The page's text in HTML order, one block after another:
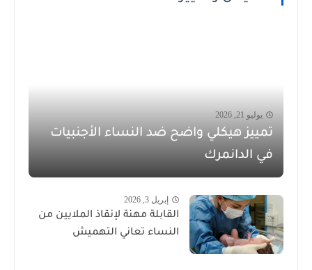
يوليو 21, 2026
تمييز هيكلي واضح ضد النساء الأجنبيات
في الدانمرك
إبريل 3, 2026
القابلة مهنة لإنقاذ الملايين من
النساء تعاني التهميش